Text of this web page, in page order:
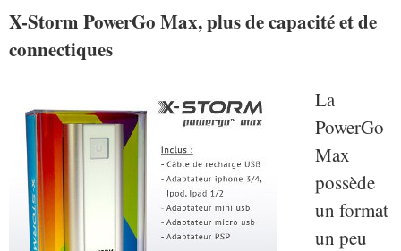
X-Storm PowerGo Max, plus de capacité et de
connectiques
La
PowerGo
Max
possède
un format
un peu